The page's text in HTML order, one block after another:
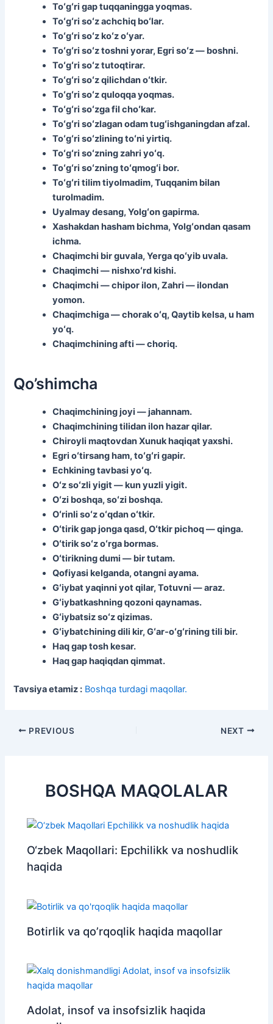
Toʻgʻri gap tuqqaningga yoqmas.
Toʻgʻri soʻz achchiq boʻlar.
Toʻgʻri soʻz koʻz oʻyar.
Toʻgʻri soʻz toshni yorar, Egri soʻz — boshni.
Toʻgʻri soʻz tutoqtirar.
Toʻgʻri soʻz qilichdan oʻtkir.
Toʻgʻri soʻz quloqqa yoqmas.
Toʻgʻri soʻzga fil choʻkar.
Toʻgʻri soʻzlagan odam tugʻishganingdan afzal.
Toʻgʻri soʻzlining toʻni yirtiq.
Toʻgʻri soʻzning zahri yoʻq.
Toʻgʻri soʻzning toʻqmogʻi bor.
Toʻgʻri tilim tiyolmadim, Tuqqanim bilan
turolmadim.
Uyalmay desang, Yolgʻon gapirma.
Xashakdan hasham bichma, Yolgʻondan qasam
ichma.
Chaqimchi bir guvala, Yerga qoʻyib uvala.
Chaqimchi — nishxoʻrd kishi.
Chaqimchi — chipor ilon, Zahri — ilondan
yomon.
Chaqimchiga — chorak oʻq, Qaytib kelsa, u ham
yoʻq.
Chaqimchining afti — choriq.
Qo’shimcha
Chaqimchining joyi — jahannam.
Chaqimchining tilidan ilon hazar qilar.
Chiroyli maqtovdan Xunuk haqiqat yaxshi.
Egri oʻtirsang ham, toʻgʻri gapir.
Echkining tavbasi yoʻq.
Oʻz soʻzli yigit — kun yuzli yigit.
Oʻzi boshqa, soʻzi boshqa.
Oʻrinli soʻz oʻqdan oʻtkir.
Oʻtirik gap jonga qasd, Oʻtkir pichoq — qinga.
Oʻtirik soʻz oʻrga bormas.
Oʻtirikning dumi — bir tutam.
Qofiyasi kelganda, otangni ayama.
Gʻiybat yaqinni yot qilar, Totuvni — araz.
Gʻiybatkashning qozoni qaynamas.
Gʻiybatsiz soʻz qizimas.
Gʻiybatchining dili kir, Gʻar‑oʻgʻrining tili bir.
Haq gap tosh kesar.
Haq gap haqiqdan qimmat.
Tavsiya etamiz : Boshqa turdagi maqollar.
Post
PREVIOUS NEXT
BOSHQA MAQOLALAR
O‘zbek Maqollari: Epchilikk va noshudlik
haqida
Botirlik va qo’rqoqlik haqida maqollar
Adolat, insof va insofsizlik haqida